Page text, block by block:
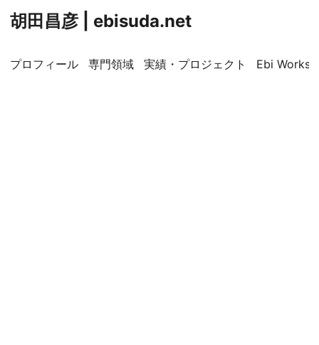
胡田昌彦 | ebisuda.net
プロフィール 専門領域 実績・プロジェクト Ebi